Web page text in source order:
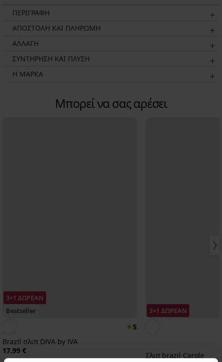
ΠΕΡΙΓΡΑΦΗ
ΑΠΟΣΤΟΛΗ ΚΑΙ ΠΛΗΡΩΜΗ
ΑΛΛΑΓΗ
ΣΥΝΤΗΡΗΣΗ ΚΑΙ ΠΛΥΣΗ
Η ΜΆΡΚΑ
Μπορεί να σας αρέσει
3+1 ΔΩΡΕΑΝ
Bestseller
5
Brazil σλιπ DIVA by IVA
17,99 €
3+1 ΔΩΡΕΑΝ
Σλιπ brazil Carole